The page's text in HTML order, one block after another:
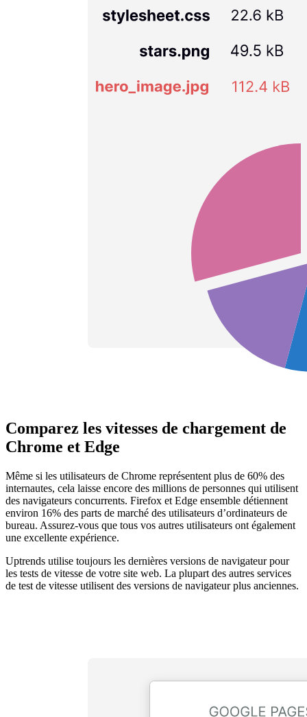
Comparez les vitesses de chargement de
Chrome et Edge
Même si les utilisateurs de Chrome représentent plus de 60% des
internautes, cela laisse encore des millions de personnes qui utilisent
des navigateurs concurrents. Firefox et Edge ensemble détiennent
environ 16% des parts de marché des utilisateurs d’ordinateurs de
bureau. Assurez-vous que tous vos autres utilisateurs ont également
une excellente expérience.
Uptrends utilise toujours les dernières versions de navigateur pour
les tests de vitesse de votre site web. La plupart des autres services
de test de vitesse utilisent des versions de navigateur plus anciennes.